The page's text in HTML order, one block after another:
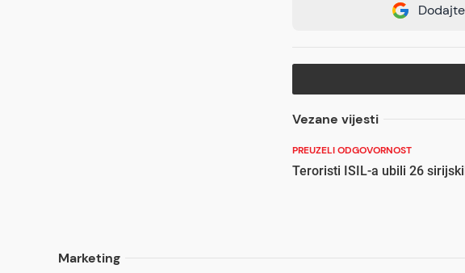
Vezane vijesti
PREUZELI ODGOVORNOST
Teroristi ISIL-a ubili 26
Marketing